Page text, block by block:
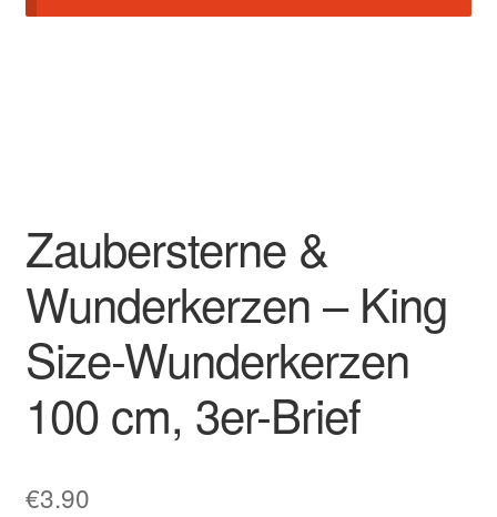
Zaubersterne &
Wunderkerzen – King
Size-Wunderkerzen
100 cm, 3er-Brief
€3.90